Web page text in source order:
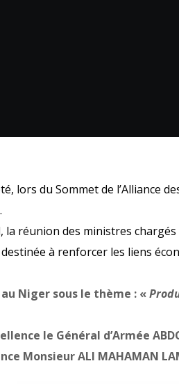
du Sommet de l’Alliance
réunion des ministres
à renforcer les liens
Niger sous le thème : «
le Général d’Armée
Monsieur ALI MAHAMAN